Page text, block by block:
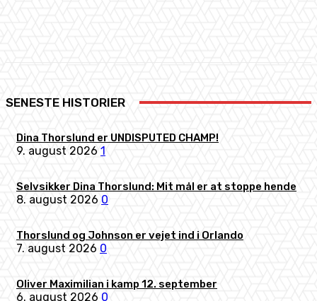
SENESTE HISTORIER
Dina Thorslund er UNDISPUTED CHAMP!
9. august 2026 1
Selvsikker Dina Thorslund: Mit mål er at stoppe hende
8. august 2026 0
Thorslund og Johnson er vejet ind i Orlando
7. august 2026 0
Oliver Maximilian i kamp 12. september
6. august 2026 0